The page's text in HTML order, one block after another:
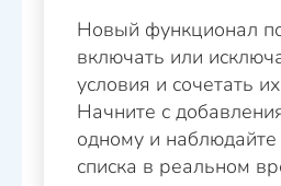
Новый функционал
включать или
условия и сочетать
Начните с
одному и
списка в реальном